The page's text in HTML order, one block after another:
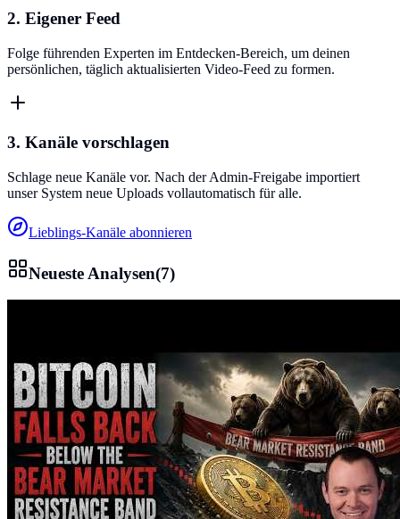
2. Eigener Feed
Folge führenden Experten im Entdecken-Bereich, um deinen
persönlichen, täglich aktualisierten Video-Feed zu formen.
3. Kanäle vorschlagen
Schlage neue Kanäle vor. Nach der Admin-Freigabe importiert
unser System neue Uploads vollautomatisch für alle.
Lieblings-Kanäle abonnieren
Neueste Analysen(7)